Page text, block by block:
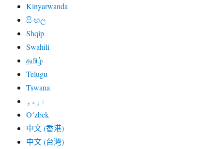
Kinyarwanda
සිංහල
Shqip
Swahili
தமிழ்
Telugu
Tswana
اردو
Oʻzbek
中文 (香港)
中文 (台灣)